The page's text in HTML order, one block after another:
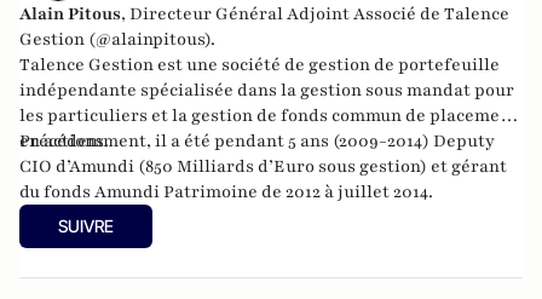
Alain Pitous, Directeur Général Adjoint Associé de Talence
Gestion (@alainpitous).
Talence Gestion est une société de gestion de portefeuille
indépendante spécialisée dans la gestion sous mandat pour
les particuliers et la gestion de fonds commun de placement
en actions.
Précédemment, il a été pendant 5 ans (2009-2014) Deputy
CIO d’Amundi (850 Milliards d’Euro sous gestion) et gérant
du fonds Amundi Patrimoine de 2012 à juillet 2014.
SUIVRE